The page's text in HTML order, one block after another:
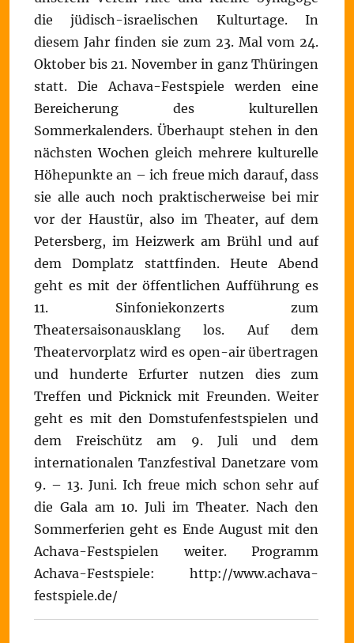
die jüdisch-israelischen Kulturtage. In
diesem Jahr finden sie zum 23. Mal vom 24.
Oktober bis 21. November in ganz Thüringen
statt. Die Achava-Festspiele werden eine
Bereicherung des kulturellen
Sommerkalenders. Überhaupt stehen in den
nächsten Wochen gleich mehrere kulturelle
Höhepunkte an – ich freue mich darauf, dass
sie alle auch noch praktischerweise bei mir
vor der Haustür, also im Theater, auf dem
Petersberg, im Heizwerk am Brühl und auf
dem Domplatz stattfinden. Heute Abend
geht es mit der öffentlichen Aufführung es
11. Sinfoniekonzerts zum
Theatersaisonausklang los. Auf dem
Theatervorplatz wird es open-air übertragen
und hunderte Erfurter nutzen dies zum
Treffen und Picknick mit Freunden. Weiter
geht es mit den Domstufenfestspielen und
dem Freischütz am 9. Juli und dem
internationalen Tanzfestival Danetzare vom
9. – 13. Juni. Ich freue mich schon sehr auf
die Gala am 10. Juli im Theater. Nach den
Sommerferien geht es Ende August mit den
Achava-Festspielen weiter. Programm
Achava-Festspiele: http://www.achava-
festspiele.de/